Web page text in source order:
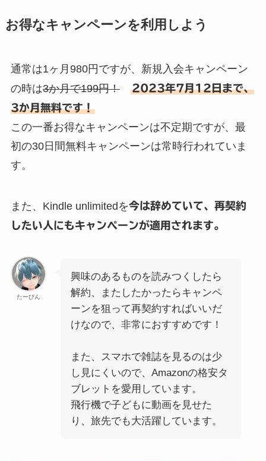
お得なキャンペーンを利用しよう
通常は1ヶ月980円ですが、新規入会キャンペーン
の時は3か月で199円！
2023年7月12日まで、
3か月無料です！
この一番お得なキャンペーンは不定期ですが、最
初の30日間無料キャンペーンは常時行われていま
す。
また、Kindle unlimitedを今は辞めていて、再契約
したい人にもキャンペーンが適用されます。
たーびん
興味のあるものを読みつくしたら
解約、またしたかったらキャンペ
ーンを狙って再契約すればいいだ
けなので、非常におすすめです！
また、スマホで雑誌を見るのは少
し見にくいので、Amazonの格安タ
ブレットを愛用しています。
飛行機で子どもに動画を見せた
り、旅先でも大活躍しています。